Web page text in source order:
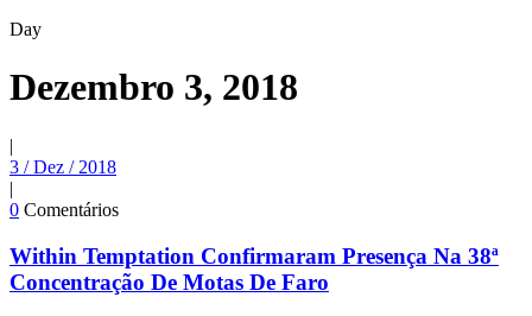
Day
Dezembro 3, 2018
|
3 / Dez / 2018
|
0 Comentários
Within Temptation Confirmaram Presença Na 38ª
Concentração De Motas De Faro